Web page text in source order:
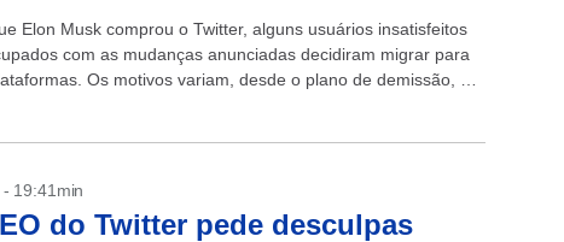
Elon Musk comprou o Twitter, alguns usuários insatisfeitos
com as mudanças anunciadas decidiram migrar para
Os motivos variam, desde o plano de demissão, até
19:41min
do Twitter pede desculpas